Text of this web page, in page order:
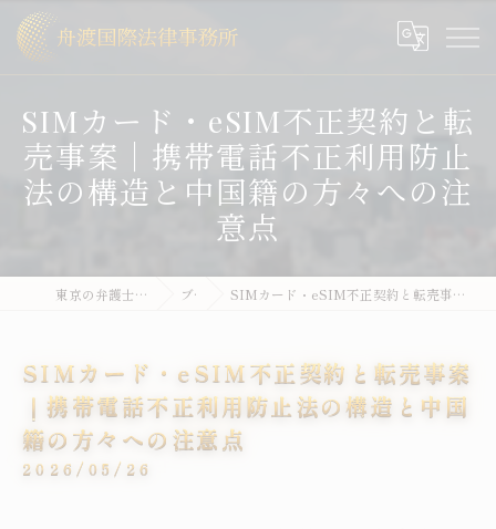
SIMカード・eSIM不正契約と転
売事案｜携帯電話不正利用防止
法の構造と中国籍の方々への注
意点
東京の弁護士なら舟渡国際法律事務所 ブログ SIMカード・eSIM不正契約と転売事案｜携帯電話不正利用防止法の構造と中国籍の方々への注意点
SIMカード・eSIM不正契約と転売事案
｜携帯電話不正利用防止法の構造と中国
籍の方々への注意点
2026/05/26